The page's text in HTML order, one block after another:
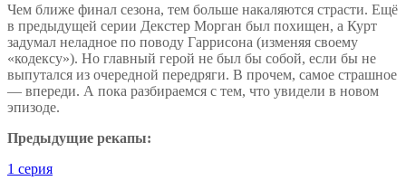
Чем ближе финал сезона, тем больше накаляются страсти. Ещё
в предыдущей серии Декстер Морган был похищен, а Курт
задумал неладное по поводу Гаррисона (изменяя своему
«кодексу»). Но главный герой не был бы собой, если бы не
выпутался из очередной передряги. В прочем, самое страшное
— впереди. А пока разбираемся с тем, что увидели в новом
эпизоде.
Предыдущие рекапы:
1 серия